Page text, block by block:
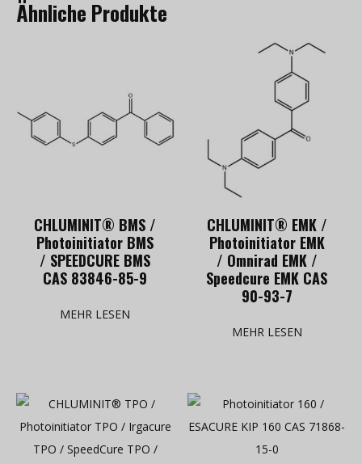
Ähnliche Produkte
CHLUMINIT® BMS /
Photoinitiator BMS
/ SPEEDCURE BMS
CAS 83846-85-9
MEHR LESEN
CHLUMINIT® EMK /
Photoinitiator EMK
/ Omnirad EMK /
Speedcure EMK CAS
90-93-7
MEHR LESEN